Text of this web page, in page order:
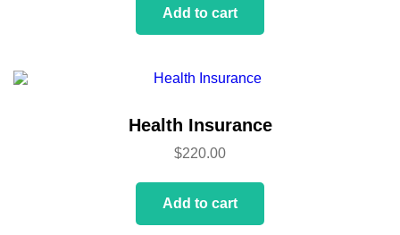
Add to cart
Health Insurance
$220.00
Add to cart